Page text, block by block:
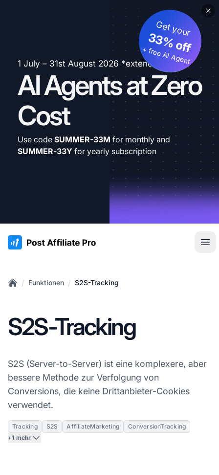
1 July – 31st August 2026 *extended
AI Agents at Zero
Cost
Get your
33% off
+ free AI Agent
Use code SUMMER-33M for monthly and
SUMMER-33Y for yearly subscription
:site.title
/ Funktionen / S2S-Tracking
S2S-Tracking
S2S (Server-to-Server) ist eine komplexere, aber
bessere Methode zur Verfolgung von
Conversions, die keine Drittanbieter-Cookies
verwendet.
Tracking S2S AffiliateMarketing
ConversionTracking
+1 mehr